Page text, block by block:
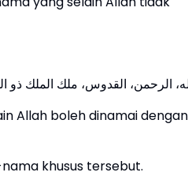
Allah boleh dinamai dengan
khusus tersebut.